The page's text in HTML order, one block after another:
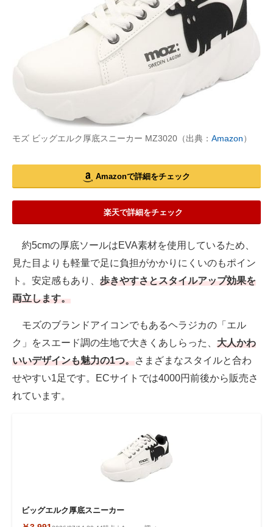
モズ ビッグエルク厚底スニーカー MZ3020（出典： Amazon）
Amazonで詳細をチェック
楽天で詳細をチェック
約5cmの厚底ソールはEVA素材を使用しているため、
見た目よりも軽量で足に負担がかかりにくいのもポイン
ト。安定感もあり、 歩きやすさとスタイルアップ効果を
両立します。
モズのブランドアイコンでもあるヘラジカの「エル
ク」をスエード調の生地で大きくあしらった、 大人かわ
いいデザインも魅力の1つ。さまざまなスタイルと合わ
せやすい1足です。ECサイトでは4000円前後から販売さ
れています。
ビッグエルク厚底スニーカー